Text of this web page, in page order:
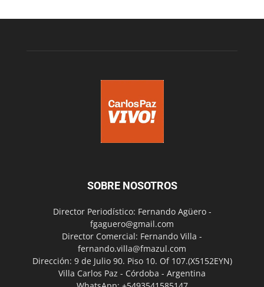
SOBRE NOSOTROS
Director Periodístico: Fernando Agüero -
fgaguero@gmail.com
Director Comercial: Fernando Villa -
fernando.villa@fmazul.com
Dirección: 9 de Julio 90. Piso 10. Of 107.(X5152EYN)
Villa Carlos Paz - Córdoba - Argentina